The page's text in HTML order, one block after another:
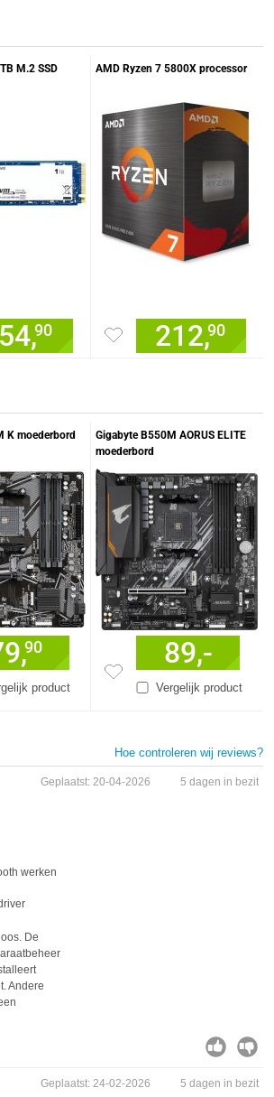
M.2 SSD
90
AMD Ryzen 7 5800X processor
212,90
K moederbord
product
90
Gigabyte B550M AORUS ELITE
moederbord
Vergelijk product
89,-
Hoe controleren wij reviews?
Geplaatst: 20-04-2026 5 dagen in bezit
werken
De
Andere
Geplaatst: 24-02-2026 5 dagen in bezit